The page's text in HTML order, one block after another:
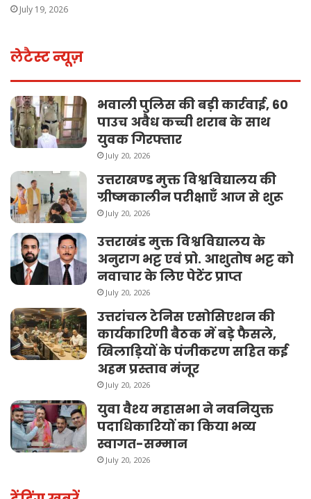
July 19, 2026
लेटैस्ट न्यूज़
भवाली पुलिस की बड़ी कार्रवाई, 60
पाउच अवैध कच्ची शराब के साथ
युवक गिरफ्तार
July 20, 2026
उत्तराखण्ड मुक्त विश्वविद्यालय की
ग्रीष्मकालीन परीक्षाएँ आज से शुरू
July 20, 2026
उत्तराखंड मुक्त विश्वविद्यालय के
अनुराग भट्ट एवं प्रो. आशुतोष भट्ट को
नवाचार के लिए पेटेंट प्राप्त
July 20, 2026
उत्तरांचल टेनिस एसोसिएशन की
कार्यकारिणी बैठक में बड़े फैसले,
खिलाड़ियों के पंजीकरण सहित कई
अहम प्रस्ताव मंजूर
July 20, 2026
युवा वैश्य महासभा ने नवनियुक्त
पदाधिकारियों का किया भव्य
स्वागत-सम्मान
July 20, 2026